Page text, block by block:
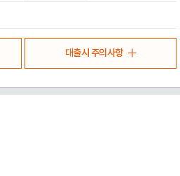
대출시 주의사항